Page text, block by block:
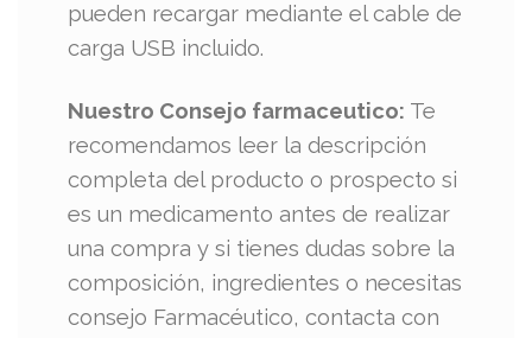
pueden recargar mediante el cable de
carga USB incluido.
Nuestro Consejo farmaceutico: Te
recomendamos leer la descripción
completa del producto o prospecto si
es un medicamento antes de realizar
una compra y si tienes dudas sobre la
composición, ingredientes o necesitas
consejo Farmacéutico, contacta con